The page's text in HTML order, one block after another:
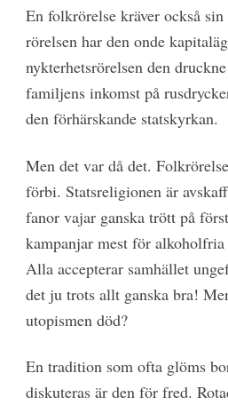
En folkrörelse kräver också
rörelsen har den onde
nykterhetsrörelsen den
familjens inkomst på
den förhärskande statskyrkan.
Men det var då det.
förbi. Statsreligionen är
fanor vajar ganska trött på
kampanjar mest för
Alla accepterar samhället
det ju trots allt ganska bra!
utopismen död?
En tradition som ofta glöms
diskuteras är den för fred.